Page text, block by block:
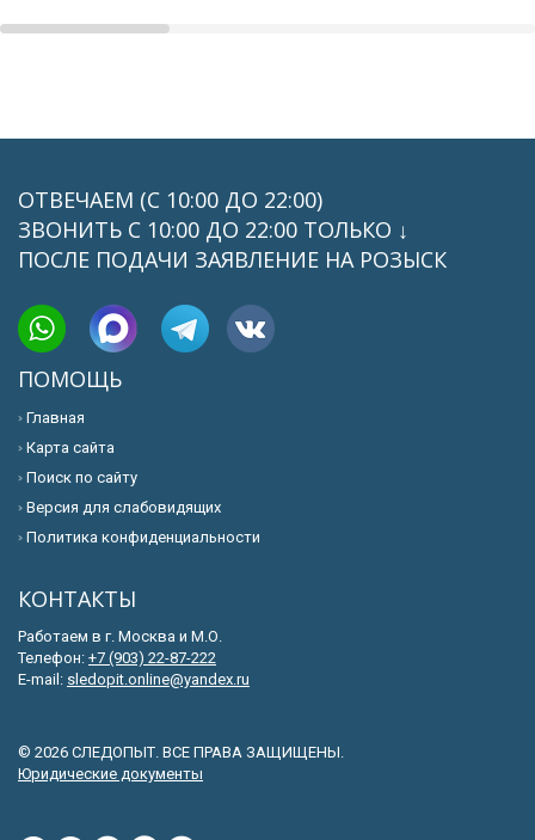
ОТВЕЧАЕМ (С 10:00 ДО 22:00)
ЗВОНИТЬ C 10:00 ДО 22:00 ТОЛЬКО ↓
ПОСЛЕ ПОДАЧИ ЗАЯВЛЕНИЕ НА РОЗЫСК
ПОМОЩЬ
Главная
Карта сайта
Поиск по сайту
Версия для слабовидящих
Политика конфиденциальности
КОНТАКТЫ
Работаем в г. Москва и М.О.
Телефон: +7 (903) 22-87-222
E-mail: sledopit.online@yandex.ru
© 2026 СЛЕДОПЫТ. ВСЕ ПРАВА ЗАЩИЩЕНЫ.
Юридические документы